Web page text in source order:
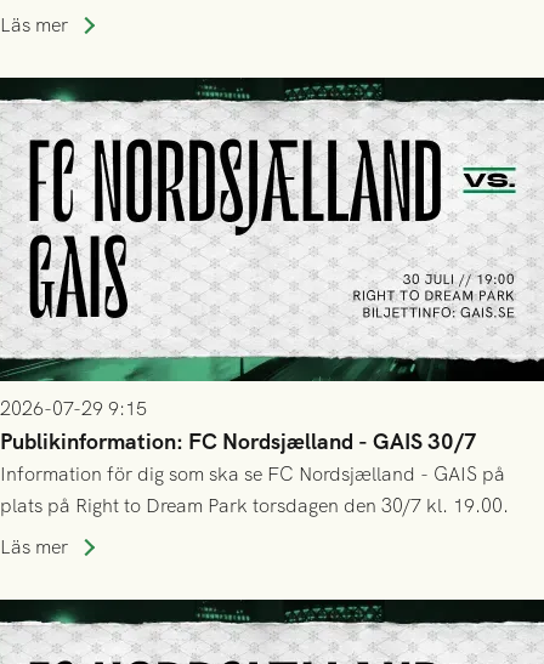
Park! Fredrik Holmberg och ledarstaben har tagit ut följande
Läs mer
2026-07-29 9:15
Publikinformation: FC Nordsjælland - GAIS 30/7
Information för dig som ska se FC Nordsjælland - GAIS på
plats på Right to Dream Park torsdagen den 30/7 kl. 19.00.
Läs mer